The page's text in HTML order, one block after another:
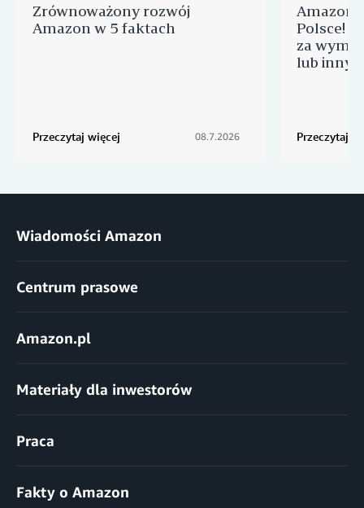
Zrównoważony rozwój
Amazon w 5 faktach
Przeczytaj więcej 08.7.2026
Amazon
Polsce!
za
lub
Przeczytaj
Wiadomości Amazon
Centrum prasowe
Amazon.pl
Materiały dla inwestorów
Praca
Fakty o Amazon